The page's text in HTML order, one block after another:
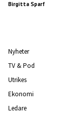
Birgitta Sparf
Nyheter
TV & Pod
Utrikes
Ekonomi
Ledare